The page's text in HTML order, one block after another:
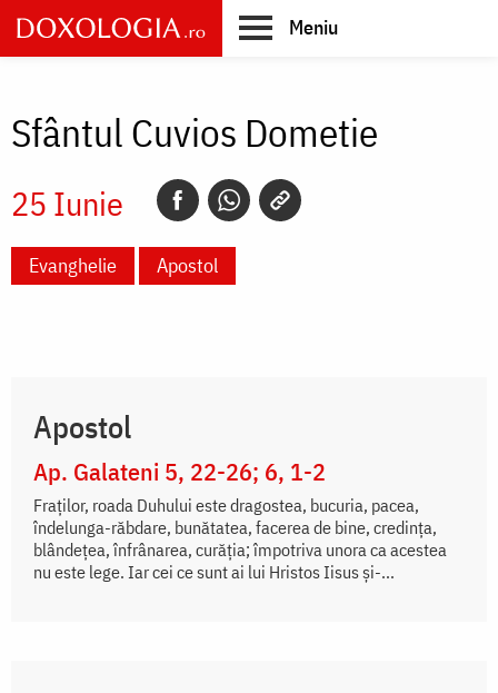
Skip
to
main
Meniu
Sfântul Cuvios Dometie
25 Iunie
Evanghelie Apostol
Apostol
Ap. Galateni 5, 22-26; 6, 1-2
Fraților, roada Duhului este dragostea, bucuria, pacea,
îndelunga-răbdare, bunătatea, facerea de bine, credința,
blândețea, înfrânarea, curăția; împotriva unora ca acestea
nu este lege. Iar cei ce sunt ai lui Hristos Iisus și-...